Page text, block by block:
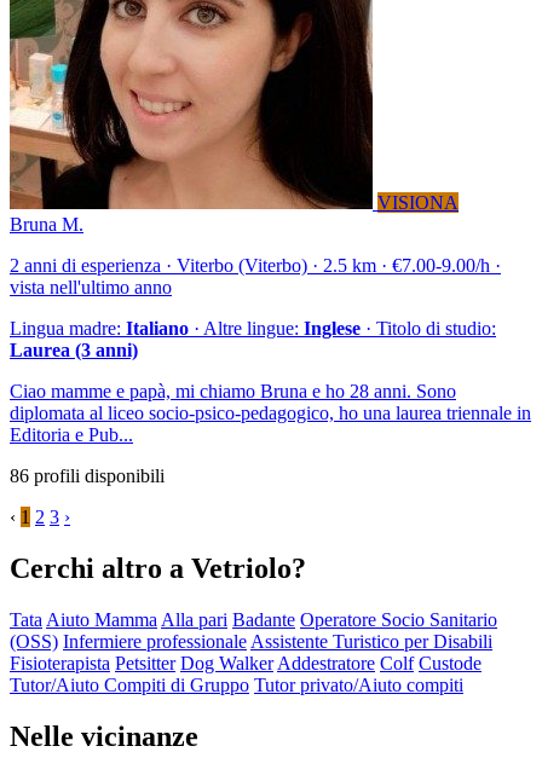
VISIONA
Bruna M.
2 anni di esperienza · Viterbo (Viterbo) · 2.5 km · €7.00-9.00/h ·
vista nell'ultimo anno
Lingua madre: Italiano · Altre lingue: Inglese · Titolo di studio:
Laurea (3 anni)
Ciao mamme e papà, mi chiamo Bruna e ho 28 anni. Sono
diplomata al liceo socio-psico-pedagogico, ho una laurea triennale in
Editoria e Pub...
86 profili disponibili
‹ 1 2 3 ›
Cerchi altro a Vetriolo?
Tata Aiuto Mamma Alla pari Badante Operatore Socio Sanitario
(OSS) Infermiere professionale Assistente Turistico per Disabili
Fisioterapista Petsitter Dog Walker Addestratore Colf Custode
Tutor/Aiuto Compiti di Gruppo Tutor privato/Aiuto compiti
Nelle vicinanze